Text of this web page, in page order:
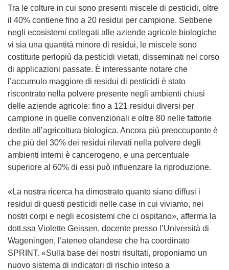
f
i
n
e
s
t
r
a
)
Tra le colture in cui sono presenti miscele di pesticidi, oltre
il 40% contiene fino a 20 residui per campione. Sebbene
negli ecosistemi collegati alle aziende agricole biologiche
vi sia una quantità minore di residui, le miscele sono
costituite perlopiù da pesticidi vietati, disseminati nel corso
di applicazioni passate. È interessante notare che
l’accumulo maggiore di residui di pesticidi è stato
riscontrato nella polvere presente negli ambienti chiusi
delle aziende agricole: fino a 121 residui diversi per
campione in quelle convenzionali e oltre 80 nelle fattorie
dedite all’agricoltura biologica. Ancora più preoccupante è
che più del 30% dei residui rilevati nella polvere degli
ambienti interni è cancerogeno, e una percentuale
superiore al 60% di essi può influenzare la riproduzione.
«La nostra ricerca ha dimostrato quanto siano diffusi i
residui di questi pesticidi nelle case in cui viviamo, nei
nostri corpi e negli ecosistemi che ci ospitano», afferma la
dott.ssa Violette Geissen, docente presso l’Università di
Wageningen, l’ateneo olandese che ha coordinato
SPRINT. «Sulla base dei nostri risultati, proponiamo un
nuovo sistema di indicatori di rischio inteso a